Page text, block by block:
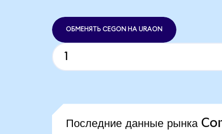
ОБМЕНЯТЬ CEGON НА URAON
Последние данные рынка